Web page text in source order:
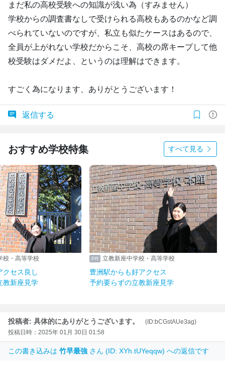
まだ私の高校受験への知識が浅い為（すみません）
学校からの調査書なしで受けられる高校もあるのかなど調
べられていないのですが、私立も似たケースはあるので、
全員が上がれない学校だからこそ、高校の席キープして他
校受験はダメだよ、というのは理解はできます。
すごく為になります、ありがとうございます！
返信する
おすすめ学校特集 すべて見る
校・高等学校
クセス良し
教新座見学
立教新座中学校・高等学校
豊洲駅からも好アクセス
予約要らずの立教新座見学
投稿者: 具体的にありがとうございます。
(ID:bCGstAUe3ag)
投稿日時：2025年 01月 30日 01:58
この書き込みは 竹早最強 さん (ID: XYh.tUYeqqw) への返信です